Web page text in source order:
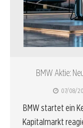
BMW Aktie:
07/08/
BMW startet ein
Kapitalmarkt